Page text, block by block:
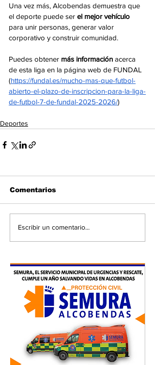
Una vez más, Alcobendas demuestra que
el deporte puede ser el mejor vehículo
para unir personas, generar valor
corporativo y construir comunidad.
Puedes obtener más información acerca
de esta liga en la página web de FUNDAL
(https://fundal.es/mucho-mas-que-futbol-
abierto-el-plazo-de-inscripcion-para-la-liga-
de-futbol-7-de-fundal-2025-2026/)
Deportes
Comentarios
Escribir un comentario...